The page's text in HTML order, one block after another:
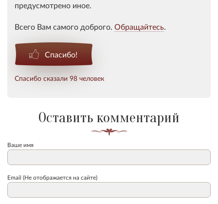
предусмотрено иное.
Всего Вам самого доброго. Обращайтесь.
Спасибо!
Спасибо сказали 98 человек
Оставить комментарий
Ваше имя
Email (Не отображается на сайте)